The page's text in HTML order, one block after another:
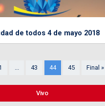
de todos 4 de mayo 2018
... 43 44 45 Final »
Vivo